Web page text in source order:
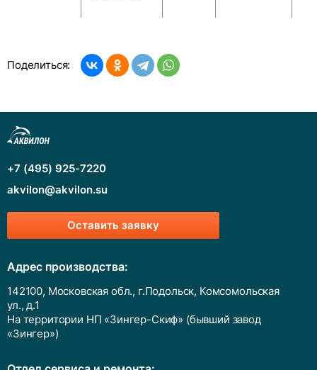
Поделиться:
Оставить заявку
+7 (495) 925-7220
akvilon@akvilon.su
Адрес производства:
142100, Московская обл., г.Подольск, Комсомольская
ул., д.1
На территории НП «Зингер-Скиф» (бывший завод
«Зингер»)